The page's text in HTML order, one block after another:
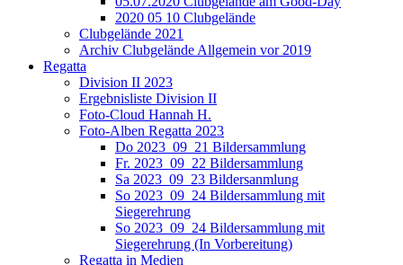
2020 05 10 Clubgelände
Clubgelände 2021
Archiv Clubgelände Allgemein vor 2019
Regatta
Division II 2023
Ergebnisliste Division II
Foto-Cloud Hannah H.
Foto-Alben Regatta 2023
Do 2023_09_21 Bildersammlung
Fr. 2023_09_22 Bildersammlung
Sa 2023_09_23 Bildersanmlung
So 2023_09_24 Bildersammlung mit
Siegerehrung
So 2023_09_24 Bildersammlung mit
Siegerehrung (In Vorbereitung)
Regatta in Medien